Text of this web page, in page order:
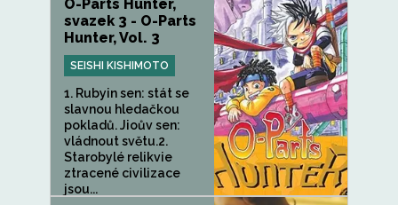
O-Parts Hunter,
svazek 3 - O-Parts
Hunter, Vol. 3
SEISHI KISHIMOTO
1. Rubyin sen: stát se
slavnou hledačkou
pokladů. Jioův sen:
vládnout světu.2.
Starobylé relikvie
ztracené civilizace
jsou...